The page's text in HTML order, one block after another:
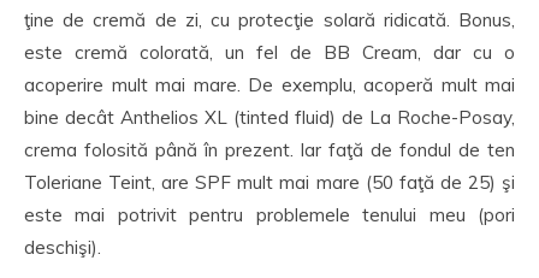
ţine de cremă de zi, cu protecţie solară ridicată. Bonus,
este cremă colorată, un fel de BB Cream, dar cu o
acoperire mult mai mare. De exemplu, acoperă mult mai
bine decât Anthelios XL (tinted fluid) de La Roche-Posay,
crema folosită până în prezent. Iar faţă de fondul de ten
Toleriane Teint, are SPF mult mai mare (50 faţă de 25) şi
este mai potrivit pentru problemele tenului meu (pori
deschişi).